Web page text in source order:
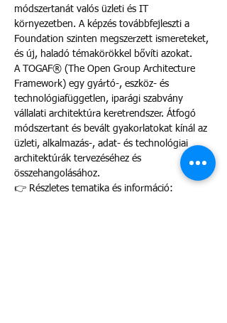
módszertanát valós üzleti és IT
környezetben. A képzés továbbfejleszti a
Foundation szinten megszerzett ismereteket,
és új, haladó témakörökkel bővíti azokat.
A TOGAF® (The Open Group Architecture
Framework) egy gyártó-, eszköz- és
technológiafüggetlen, iparági szabvány
vállalati architektúra keretrendszer. Átfogó
módszertant és bevált gyakorlatokat kínál az
üzleti, alkalmazás-, adat- és technológiai
architektúrák tervezéséhez és
összehangolásához.
👉 Részletes tematika és információ: